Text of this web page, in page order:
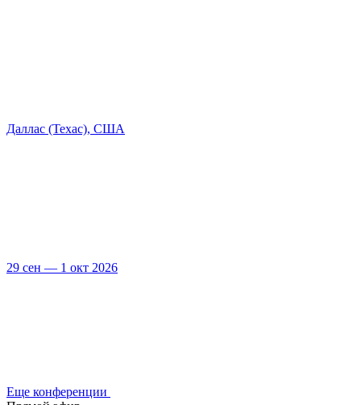
Даллас (Техас), США
29 сен — 1 окт 2026
Еще конференции